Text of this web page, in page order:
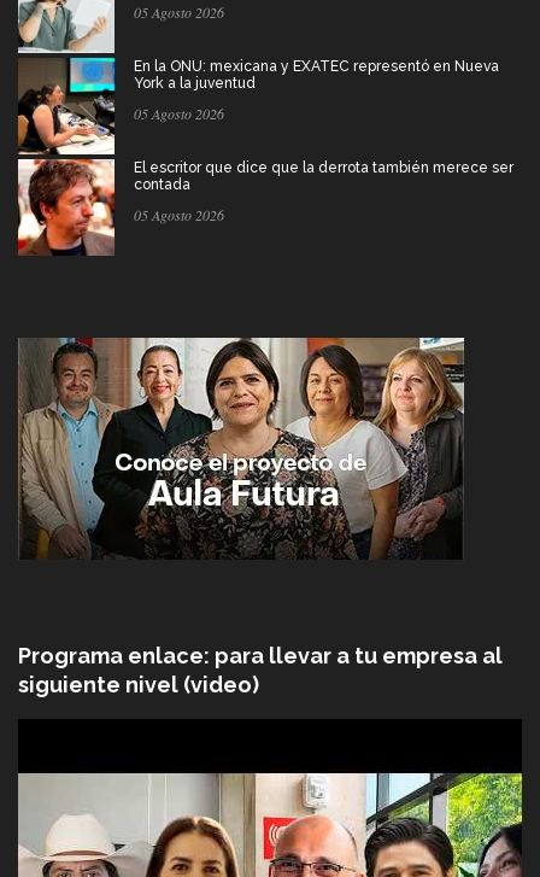
05 Agosto 2026
En la ONU: mexicana y EXATEC representó en Nueva
York a la juventud
05 Agosto 2026
El escritor que dice que la derrota también merece ser
contada
05 Agosto 2026
Programa enlace: para llevar a tu empresa al
siguiente nivel (video)